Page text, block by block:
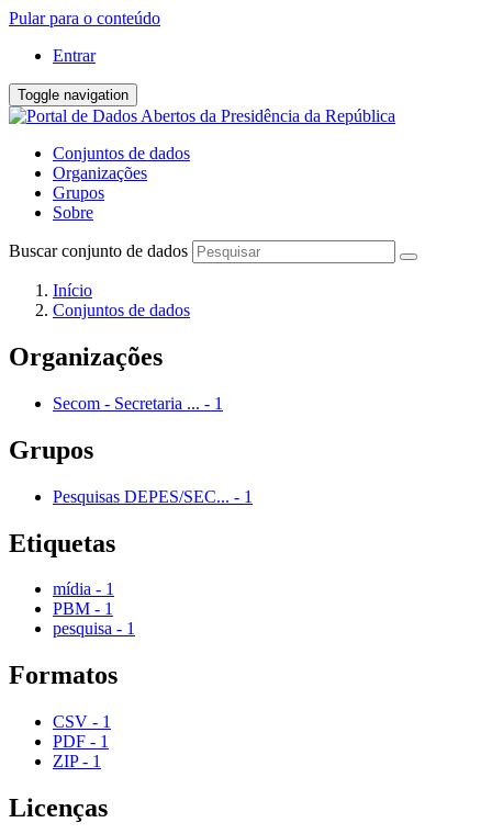
Pular para o conteúdo
Entrar
Toggle navigation
Conjuntos de dados
Organizações
Grupos
Sobre
Buscar conjunto de dados
Início
Conjuntos de dados
Organizações
Secom - Secretaria ... - 1
Grupos
Pesquisas DEPES/SEC... - 1
Etiquetas
mídia - 1
PBM - 1
pesquisa - 1
Formatos
CSV - 1
PDF - 1
ZIP - 1
Licenças